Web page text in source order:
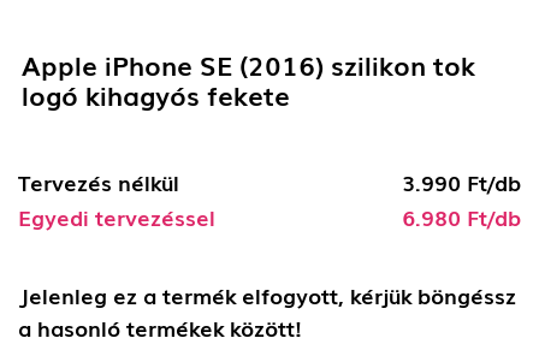
Apple iPhone SE (2016) szilikon tok
logó kihagyós fekete
Tervezés nélkül
3.990 Ft/db
Egyedi tervezéssel
6.980 Ft/db
Jelenleg ez a termék elfogyott, kérjük böngéssz
a hasonló termékek között!